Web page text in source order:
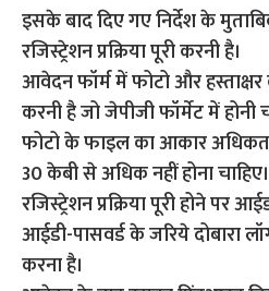
इसके बाद दिए गए निर्देश के
रजिस्ट्रेशन प्रक्रिया पूरी करनी है।
आवेदन फॉर्म में फोटो और
करनी है जो जेपीजी फॉर्मेट में होनी
फोटो के फाइल का आकार
30 केबी से अधिक नहीं होना चाहिए।
रजिस्ट्रेशन प्रक्रिया पूरी होने पर
आईडी-पासवर्ड के जरिये दोबारा
करना है।